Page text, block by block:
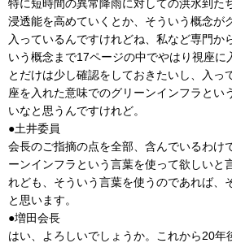
特に短時間の異常降雨に対しての洪水到た
浸透能を高めていくとか、そういう概念が
入っているんですけれどね、私など専門か
いう概念まで17ページの中でやはり視座に
とだけは少し確認をしておきたいし、入っ
座を入れた意味でのグリーンインフラとい
いなと思うんですけれど。
●土井委員
会長のご指摘の点を全部、含んでいるわけ
ーンインフラという言葉を使って欲しいと
れども、そういう言葉を使うのであれば、
と思います。
●増田会長
はい、よろしいでしょうか。これから20年